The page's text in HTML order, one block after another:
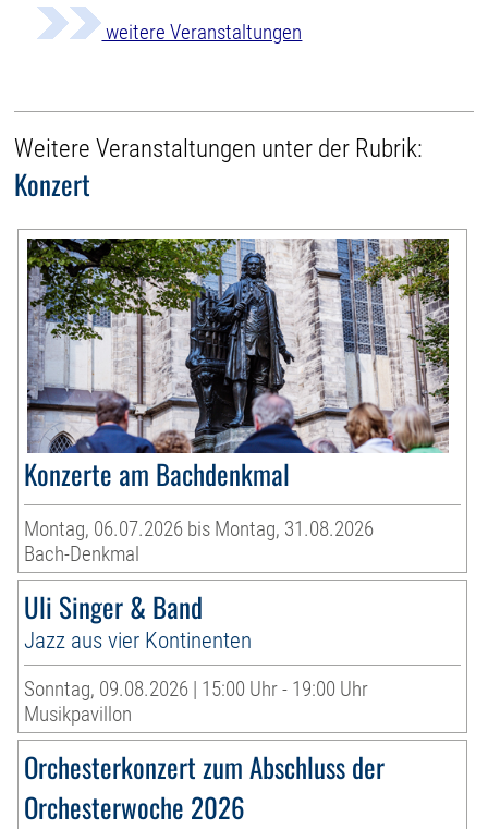
weitere Veranstaltungen
Weitere Veranstaltungen unter der Rubrik:
Konzert
Konzerte am Bachdenkmal
Montag, 06.07.2026 bis Montag, 31.08.2026
Bach-Denkmal
Uli Singer & Band
Jazz aus vier Kontinenten
Sonntag, 09.08.2026 | 15:00 Uhr - 19:00 Uhr
Musikpavillon
Orchesterkonzert zum Abschluss der
Orchesterwoche 2026